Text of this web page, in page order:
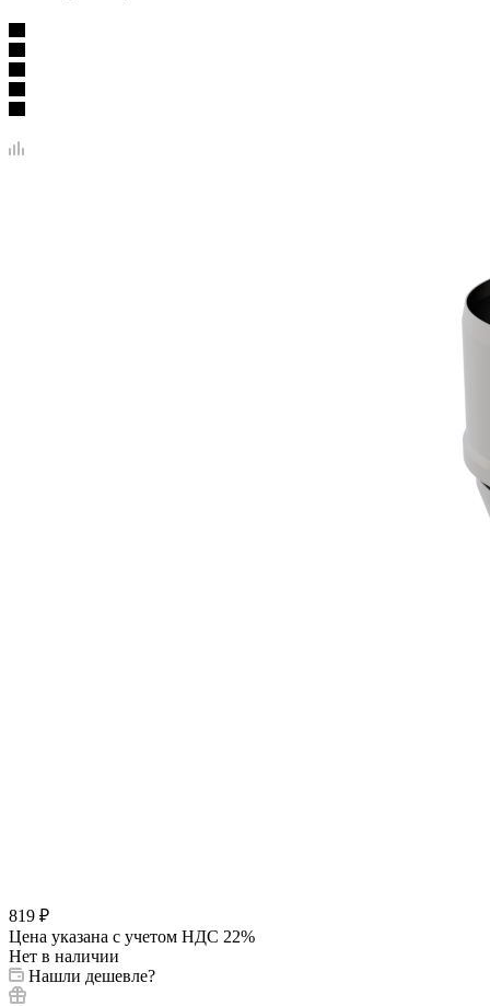
819 ₽
Цена указана с учетом НДС 22%
Нет в наличии
Нашли дешевле?